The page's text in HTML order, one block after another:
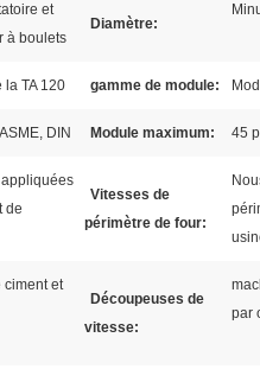
et
à boulets
Diamètre:
la TA 120 gamme de module:
DIN Module maximum: 45
de
Vitesses de
périmètre de four:
ciment et
Découpeuses de
vitesse:
par